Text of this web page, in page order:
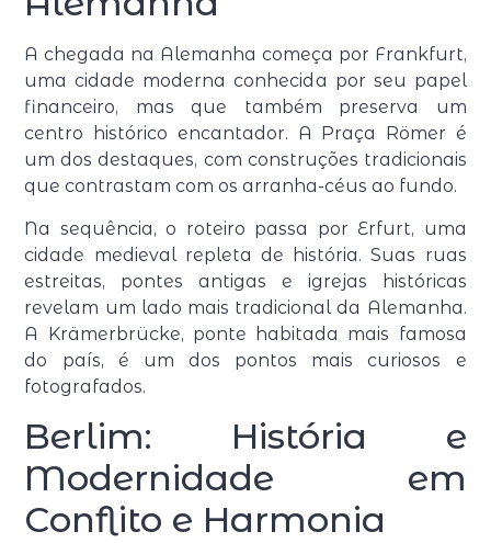
A chegada na Alemanha começa por Frankfurt,
uma cidade moderna conhecida por seu papel
financeiro, mas que também preserva um
centro histórico encantador. A Praça Römer é
um dos destaques, com construções tradicionais
que contrastam com os arranha-céus ao fundo.
Na sequência, o roteiro passa por Erfurt, uma
cidade medieval repleta de história. Suas ruas
estreitas, pontes antigas e igrejas históricas
revelam um lado mais tradicional da Alemanha.
A Krämerbrücke, ponte habitada mais famosa
do país, é um dos pontos mais curiosos e
fotografados.
Berlim: História e
Modernidade em
Conflito e Harmonia